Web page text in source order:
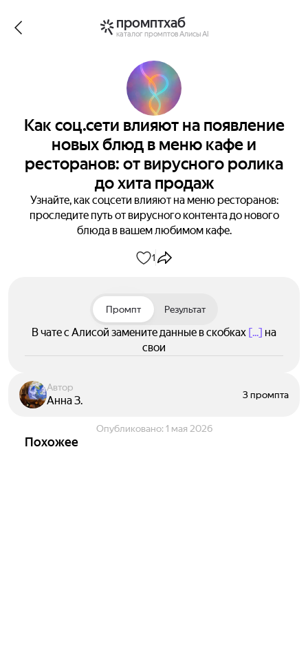
промптхаб
каталог промптов Алисы AI
Как соц.сети влияют на появление
новых блюд в меню кафе и
ресторанов: от вирусного ролика
до хита продаж
Узнайте, как соцсети влияют на меню ресторанов:
проследите путь от вирусного контента до нового
блюда в вашем любимом кафе.
1
Промпт Результат
В чате с Алисой замените данные в скобках [...] на
свои
Автор
Анна З. 3 промпта
Опубликовано: 1 мая 2026
Похожее